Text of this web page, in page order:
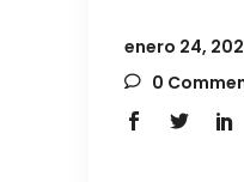
enero 24,
0